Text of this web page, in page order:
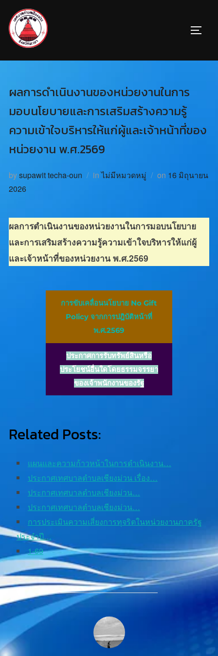
ผลการดำเนินงานของหน่วยงานในการ
มอบนโยบายและการเสริมสร้างความรู้
ความเข้าใจบริหารให้แก่ผู้และเจ้าหน้าที่ของ
หน่วยงาน พ.ศ.2569
bysupawit techa-oun inไม่มีหมวดหมู่ on 16 มิถุนายน
2026
ผลการดำเนินงานของหน่วยงานในการมอบนโยบาย
และการเสริมสร้างความรู้ความเข้าใจบริหารให้แก่ผู้
และเจ้าหน้าที่ของหน่วยงาน พ.ศ.2569
การขับเคลื่อนนโยบาย No Gift
Policy จากการปฎิบัติหน้าที่
พ.ศ.2569
ประกาศการรับทรัพย์สินหรือ
ประโยชน์อื่นใดโดยธรรมจรรยา
ของเจ้าพนักงานของรัฐ
Related Posts:
แผนและความก้าวหน้าในการดำเนินงาน…
ประกาศเทศบาลตำบลเชียงม่วน เรื่อง…
ประกาศเทศบาลตำบลเชียงม่วน…
ประกาศเทศบาลตำบลเชียงม่วน…
การประเมินความเสี่ยงการทุจริตในหน่วยงานภาครัฐ
ประจำปี…
1-69
POST AUTHOR